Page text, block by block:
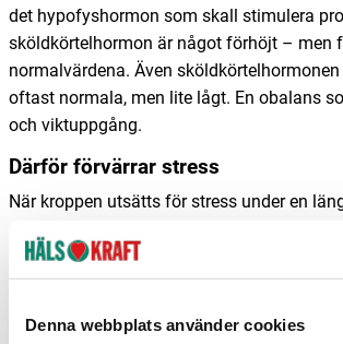
Denna webbplats använder cookies
det hypofyshormon som skall stimulera
sköldkörtelhormon är något förhöjt – men
normalvärdena. Även
oftast normala, men lite lågt. En obalans
och viktuppgång.
Därför förvärrar stress
När kroppen utsätts för stress under en
lagom mängd frigör energi och skydda oss
inflammation. Däremot – vid upprepad
minskar. Dessutom påverkas ofta